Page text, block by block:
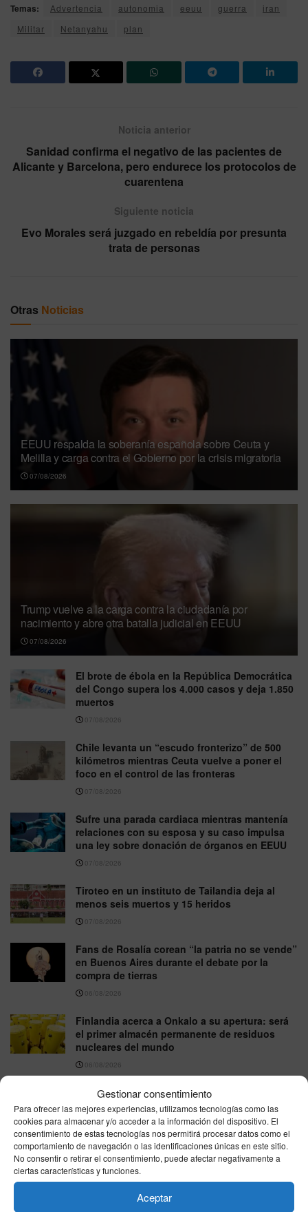
Gestionar consentimiento
Para ofrecer las mejores experiencias, utilizamos tecnologías como las
cookies para almacenar y/o acceder a la información del dispositivo. El
consentimiento de estas tecnologías nos permitirá procesar datos como el
comportamiento de navegación o las identificaciones únicas en este sitio.
No consentir o retirar el consentimiento, puede afectar negativamente a
ciertas características y funciones.
Aceptar
Temas: Advertencia autonomia eeuu guerra
iran
Militar
Netanyahu plan
Noticia anterior
Sanidad confirma el negativo de las pacientes de
Alicante y Barcelona, pero endurece los protocolos de
cuarentena
Siguiente noticia
Evo Morales será juzgado en rebeldía por presunta
trata de personas
Otras Noticias
EEUU respalda la soberanía española sobre Ceuta y
Melilla y carga contra el Gobierno por la crisis migratoria
07/08/2026
Trump vuelve a la carga contra la ciudadanía por
nacimiento y abre otra batalla judicial en EEUU
07/08/2026
El brote de ébola en la República Democrática
del Congo supera los 4.000 casos y deja 1.850
muertos
07/08/2026
Chile levanta un “escudo fronterizo” de 500
kilómetros mientras Ceuta vuelve a poner el
foco en el control de las fronteras
07/08/2026
Sufre una parada cardiaca mientras mantenía
relaciones con su esposa y su caso impulsa
una ley sobre donación de órganos en EEUU
07/08/2026
Tiroteo en un instituto de Tailandia deja al
menos seis muertos y 15 heridos
07/08/2026
Fans de Rosalía corean “la patria no se vende”
en Buenos Aires durante el debate por la
compra de tierras
06/08/2026
Finlandia acerca a Onkalo a su apertura: será
el primer almacén permanente de residuos
nucleares del mundo
06/08/2026
VER MÁS
Última hora